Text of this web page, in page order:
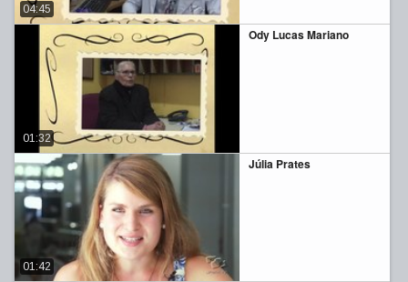
04:45
Ody Lucas Mariano
01:32
Júlia Prates
01:42